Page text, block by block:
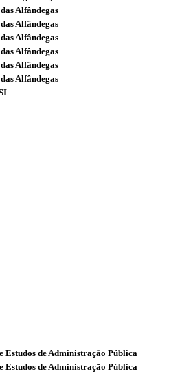
Alfândegas
Alfândegas
Alfândegas
Alfândegas
Alfândegas
Alfândegas
Estudos de Administração Pública
Estudos de Administração Pública